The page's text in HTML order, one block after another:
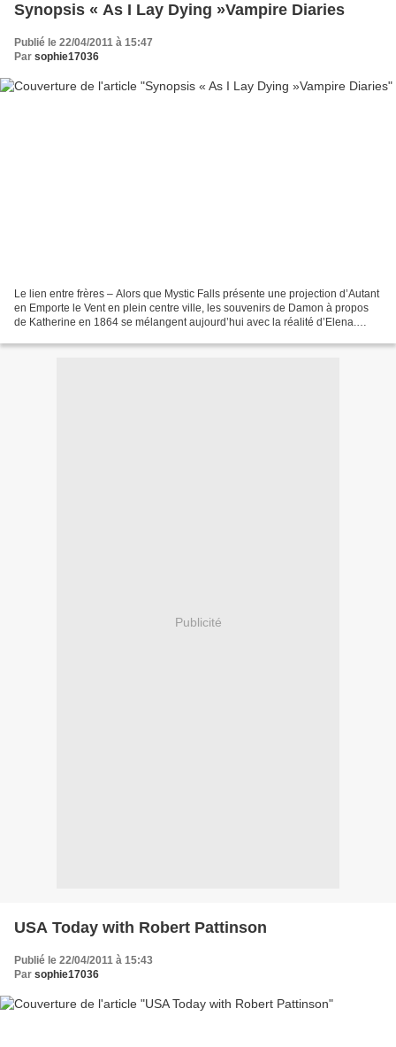
Synopsis « As I Lay Dying »Vampire Diaries
Publié le 22/04/2011 à 15:47
Par sophie17036
Le lien entre frères – Alors que Mystic Falls présente une projection d’Autant
en Emporte le Vent en plein centre ville, les souvenirs de Damon à propos
de Katherine en 1864 se mélangent aujourd’hui avec la réalité d’Elena.
Publicité
USA Today with Robert Pattinson
Publié le 22/04/2011 à 15:43
Par sophie17036